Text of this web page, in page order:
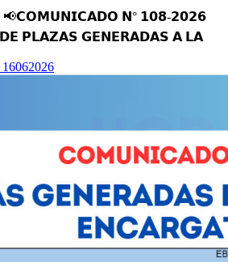
📢𝗖𝗢𝗠𝗨𝗡𝗜𝗖𝗔𝗗𝗢 𝗡° 𝟭𝟬𝟴-𝟮𝟬𝟮𝟲
𝗣𝗟𝗔𝗭𝗔𝗦 𝗚𝗘𝗡𝗘𝗥𝗔𝗗𝗔𝗦 𝗔 𝗟𝗔